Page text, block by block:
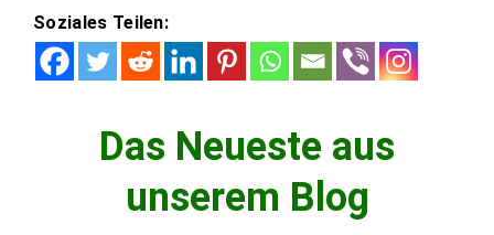
Soziales Teilen:
Das Neueste aus
unserem Blog